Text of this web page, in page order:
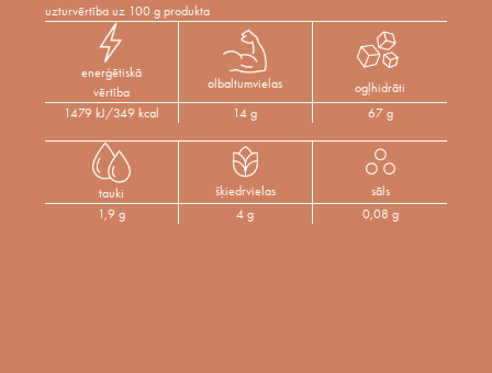
uzturvērtība uz 100 g produkta
enerģētiskā
vērtība
olbaltumvielas
ogļhidrāti
1479 kJ/349 kcal
14 g 67 g
tauki šķiedrvielas
sāls
1,9 g
4 g 0,08 g